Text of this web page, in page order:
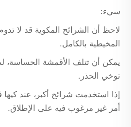
سيء:
لاحظ أن الشرائح المكوية قد لا
المخيطية بالكامل.
يمكن أن تتلف الأقمشة الحساسة،
توخي الحذر.
إذا استخدمت شرائح أكبر، عند كيها
أمر غير مرغوب فيه على الإطلاق.